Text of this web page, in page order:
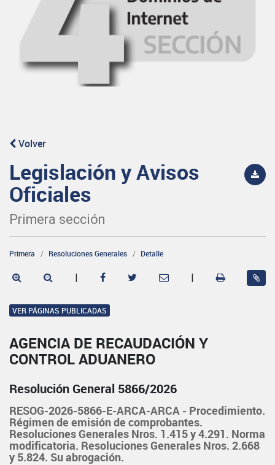
Volver
Legislación y Avisos
Oficiales
Primera sección
Primera Resoluciones Generales Detalle
| |
VER PÁGINAS PUBLICADAS
AGENCIA DE RECAUDACIÓN Y
CONTROL ADUANERO
Resolución General 5866/2026
RESOG-2026-5866-E-ARCA-ARCA - Procedimiento.
Régimen de emisión de comprobantes.
Resoluciones Generales Nros. 1.415 y 4.291. Norma
modificatoria. Resoluciones Generales Nros. 2.668
y 5.824. Su abrogación.